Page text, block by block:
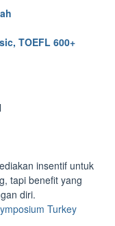
TOEFL 600+
insentif untuk
tapi benefit yang
diri.
Turkey